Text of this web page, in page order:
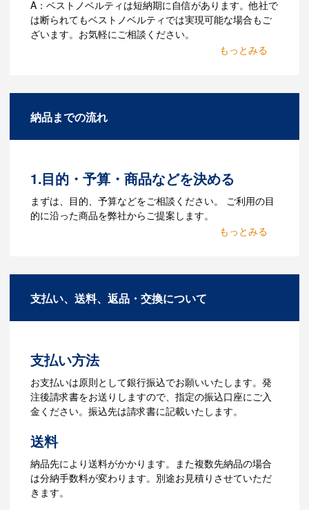
A：ベストノベルティは短納期に自信があります。他社で
は断られてもベストノベルティでは実現可能な場合もご
ざいます。お気軽にご相談ください。
があります。Adobe illustratorのaiファイ
Q：ウェブサイトに掲載され
ていないオリジナルのノベル
タマイズが可能です。お気軽にご相談く
納品までの流れ
1.目的・予算・商品などを決める
まずは、目的、予算などをご相談ください。 ご利用の目
的に沿った商品を弊社からご提案します。
お見積を弊社からお出しします。
3.発注・データ入稿
ら、ご注文書をお送りします。
【名入れをする場合】名入れに必要なデ
ータをご入稿頂き、名入れイメージをデ
ータでご確認いただきます。
4.納品
【名入れをする場合】データのご入稿後
３週間程度で納品となります。
【名入れなしの場合】在庫がある場合、3
～5営業日程度で納品となります。
支払い、送料、返品・交換について
支払い方法
お支払いは原則として銀行振込でお願いいたします。発
注後請求書をお送りしますので、指定の振込口座にご入
金ください。振込先は請求書に記載いたします。
送料
納品先により送料がかかります。また複数先納品の場合
は分納手数料が変わります。別途お見積りさせていただ
きます。